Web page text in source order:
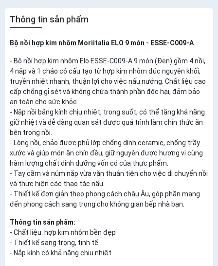
Thông tin sản phẩm
Bộ nồi hợp kim nhôm Moriitalia ELO 9 món - ESSE-C009-A
- Bộ nồi hợp kim nhôm Elo ESSE-C009-A 9 món (Đen) gồm 4 nồi,
4 nắp và 1 chảo có cấu tạo từ hợp kim nhôm đúc nguyên khối,
truyền nhiệt nhanh, thuận lợi cho việc nấu nướng. Chất liệu cao
cấp chống gỉ sét và không chứa thành phần độc hại, đảm bảo
an toàn cho sức khỏe.
- Nắp nồi bằng kính chịu nhiệt, trong suốt, có thể tăng khả năng
giữ nhiệt và dễ dàng quan sát được quá trình làm chín thức ăn
bên trong nồi.
- Lòng nồi, chảo được phủ lớp chống dính ceramic, chống trầy
xước và giúp món ăn chín đều, giữ nguyên được hương vị cùng
hàm lượng chất dinh dưỡng vốn có của thực phẩm.
- Tay cầm và núm nắp vừa vặn thuận tiện cho việc di chuyển nồi
và thực hiện các thao tác nấu.
- Thiết kế đơn giản theo phong cách châu Âu, góp phần mang
đến phong cách sang trọng cho không gian bếp nhà bạn.
Thông tin sản phẩm:
- Chất liệu: hợp kim nhôm bền đẹp
- Thiết kế sang trọng, tinh tế
- Nắp kính có khả năng chịu nhiệt